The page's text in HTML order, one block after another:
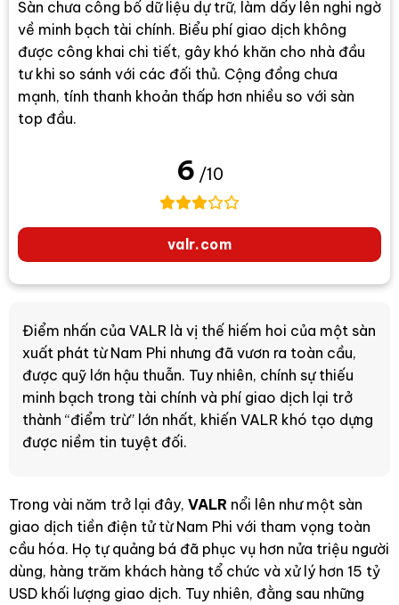
Sàn chưa công bố dữ liệu dự trữ, làm dấy lên nghi ngờ
về minh bạch tài chính. Biểu phí giao dịch không
được công khai chi tiết, gây khó khăn cho nhà đầu
tư khi so sánh với các đối thủ. Cộng đồng chưa
mạnh, tính thanh khoản thấp hơn nhiều so với sàn
top đầu.
6 /10
valr.com
Điểm nhấn của VALR là vị thế hiếm hoi của một sàn
xuất phát từ Nam Phi nhưng đã vươn ra toàn cầu,
được quỹ lớn hậu thuẫn. Tuy nhiên, chính sự thiếu
minh bạch trong tài chính và phí giao dịch lại trở
thành “điểm trừ” lớn nhất, khiến VALR khó tạo dựng
được niềm tin tuyệt đối.
Trong vài năm trở lại đây, VALRnổi lên như một sàn
giao dịch tiền điện tử từ Nam Phi với tham vọng toàn
cầu hóa. Họ tự quảng bá đã phục vụ hơn nửa triệu người
dùng, hàng trăm khách hàng tổ chức và xử lý hơn 15 tỷ
USD khối lượng giao dịch. Tuy nhiên, đằng sau những